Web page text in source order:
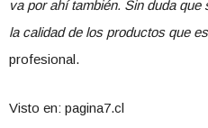
va por ahí también. Sin duda
la calidad de los productos que
profesional.
Visto en: pagina7.cl